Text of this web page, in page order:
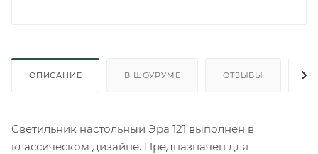
ОПИСАНИЕ В ШОУРУМЕ ОТЗЫВЫ
Светильник настольный Эра 121 выполнен в
классическом дизайне. Предназначен для